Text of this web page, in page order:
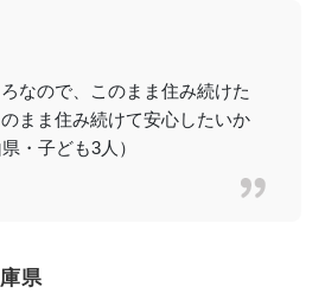
なので、このまま住み続けた
まま住み続けて安心したいか
・子ども3人）
県